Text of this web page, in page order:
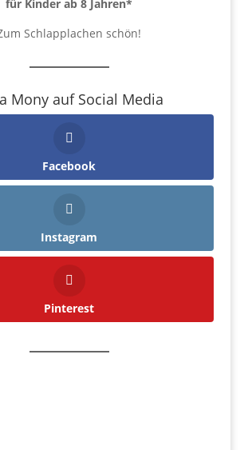
für Kinder ab 8 Jahren*
Schlapplachen schön!
Mony auf Social Media
Facebook
Instagram
Pinterest